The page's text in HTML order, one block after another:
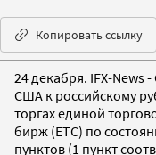
Копировать ссылку
24 декабря. IFX-News
США к российскому
торгах единой
бирж (ETC) по
пунктов (1 пункт